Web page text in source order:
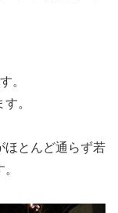
。
。
ほとんど通らず若